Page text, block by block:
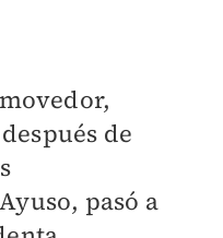
de
pasó a